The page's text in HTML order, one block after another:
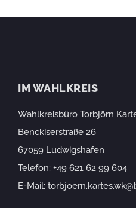
IM WAHLKREIS
Wahlkreisbüro Torbjörn
Benckiserstraße 26
67059 Ludwigshafen
Telefon: +49 621 62 99 604
E-Mail: